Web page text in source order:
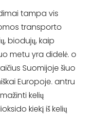
tampa vis
transporto
biodujų, kaip
metu yra didelė. o
Suomijoje šiuo
Europoje. antru
kelių
kiekį iš kelių